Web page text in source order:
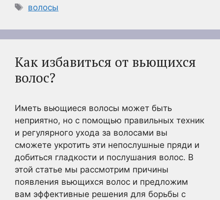
Метки
волосы
Как избавиться от вьющихся
волос?
Иметь вьющиеся волосы может быть
неприятно, но с помощью правильных техник
и регулярного ухода за волосами вы
сможете укротить эти непослушные пряди и
добиться гладкости и послушания волос. В
этой статье мы рассмотрим причины
появления вьющихся волос и предложим
вам эффективные решения для борьбы с